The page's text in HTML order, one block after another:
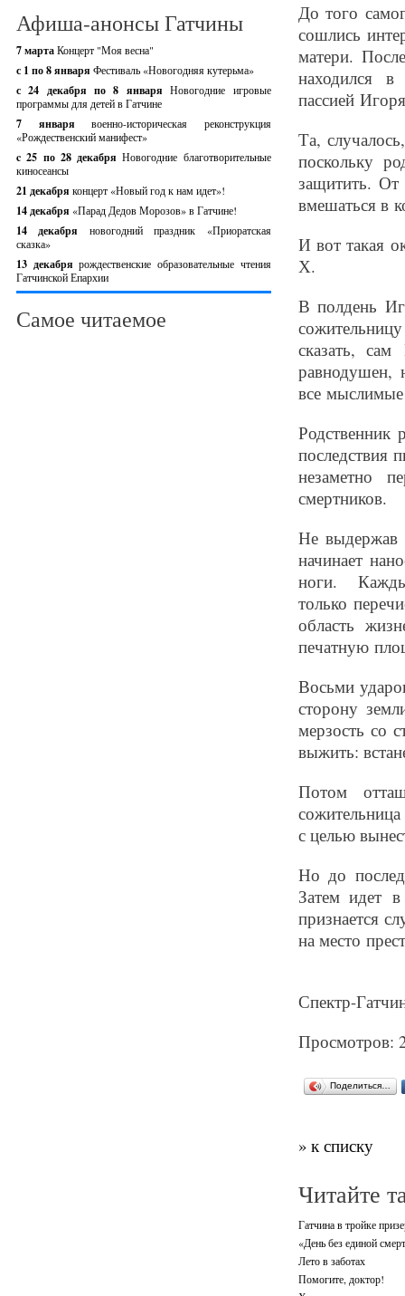
Афиша-анонсы Гатчины
7 мартаКонцерт "Моя весна"
с 1 по 8 января Фестиваль «Новогодняя кутерьма»
с 24 декабря по 8 январяНовогодние игровые
программы для детей в Гатчине
7 январявоенно-историческая реконструкция
«Рождественский манифест»
c 25 по 28 декабряНовогодние благотворительные
киносеансы
21 декабря концерт «Новый год к нам идет»!
14 декабря «Парад Дедов Морозов» в Гатчине!
14 декабря новогодний праздник «Приоратская
сказка»
13 декабрярождественские образовательные чтения
Гатчинской Епархии
Самое читаемое
До того
сошлись
матери.
находился
пассией
Та,
поскольку
защитить. От
вмешаться в
И вот такая
Х.
В полдень
сказать,
равнодушен,
все
Родственник
последствия
незаметно
смертников.
Не выдержав
начинает
ноги.
только
область
печатную
Восьми
сторону
мерзость со
выжить:
Потом
с целью
Но до
Затем идет
признается
на место
Спектр-
Просмотров:
Поделиться…
» к списку
Читайте
Гатчина в тройке
«День без единой
Лето в заботах
Помогите, доктор!